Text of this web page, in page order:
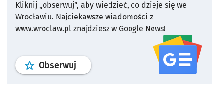
Kliknij „obserwuj”, aby wiedzieć, co dzieje się we
Wrocławiu. Najciekawsze wiadomości z
www.wroclaw.pl znajdziesz w Google News!
Obserwuj profil serwisu